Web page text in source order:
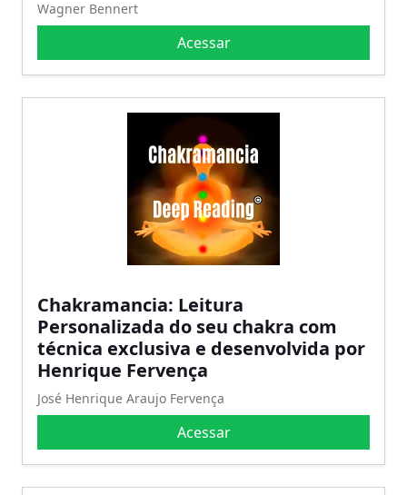
Wagner Bennert
Acessar
Chakramancia: Leitura
Personalizada do seu chakra com
técnica exclusiva e desenvolvida por
Henrique Fervença
José Henrique Araujo Fervença
Acessar